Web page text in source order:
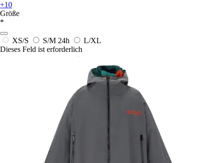
+10
Größe
*
XS/S S/M 24h
L/XL
Dieses Feld ist erforderlich